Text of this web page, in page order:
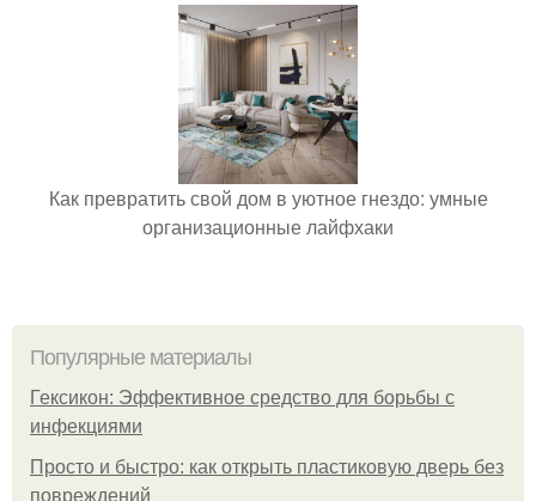
Как превратить свой дом в уютное гнездо: умные
организационные лайфхаки
Популярные материалы
Гексикон: Эффективное средство для борьбы с
инфекциями
Просто и быстро: как открыть пластиковую дверь без
повреждений